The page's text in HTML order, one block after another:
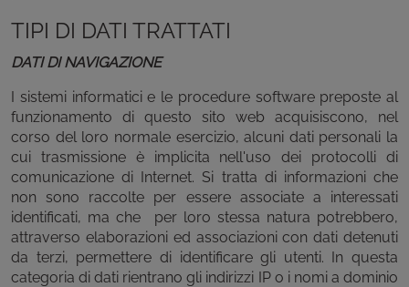
TIPI DI DATI TRATTATI
DATI DI NAVIGAZIONE
I sistemi informatici e le procedure software preposte al
funzionamento di questo sito web acquisiscono, nel
corso del loro normale esercizio, alcuni dati personali la
cui trasmissione è implicita nell'uso dei protocolli di
comunicazione di Internet. Si tratta di informazioni che
non sono raccolte per essere associate a interessati
identificati, ma che per loro stessa natura potrebbero,
attraverso elaborazioni ed associazioni con dati detenuti
da terzi, permettere di identificare gli utenti. In questa
categoria di dati rientrano gli indirizzi IP o i nomi a dominio